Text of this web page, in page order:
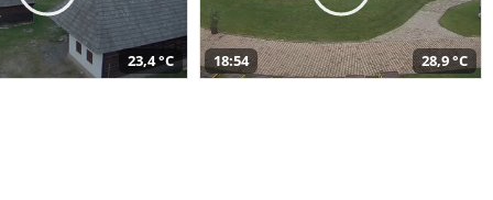
23,4 °C 18:54 28,9 °C